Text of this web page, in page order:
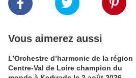
Vous aimerez aussi
L’Orchestre d’harmonie de la région
Centre-Val de Loire champion du